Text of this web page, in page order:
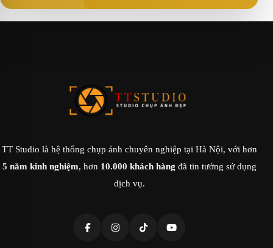
TT Studio là hệ thống chụp ảnh chuyên nghiệp tại Hà Nội, với hơn
5 năm kinh nghiệm, hơn 10.000 khách hàng đã tin tưởng sử dụng
dịch vụ.